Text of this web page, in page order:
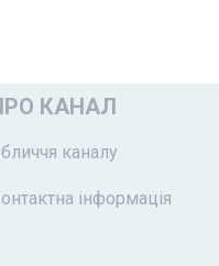
КАНАЛ
каналу
інформація